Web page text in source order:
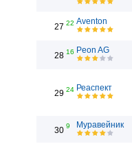
27 22 Aventon
28 16 Peon AG
29 24 Реаспект
30 9 Муравейник